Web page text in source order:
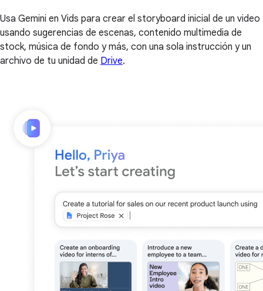
Usa Gemini en Vids para crear el storyboard inicial de un video
usando sugerencias de escenas, contenido multimedia de
stock, música de fondo y más, con una sola instrucción y un
archivo de tu unidad de Drive.